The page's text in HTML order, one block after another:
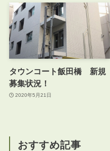
タウンコート飯田橋 新規
募集状況！
2020年5月21日
おすすめ記事